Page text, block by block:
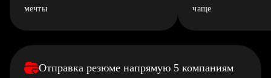
мечты
чаще
Отправка резюме напрямую 5 компаниям